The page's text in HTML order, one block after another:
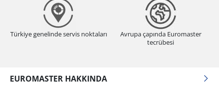
Türkiye genelinde servis noktaları
Avrupa çapında Euromaster
tecrübesi
EUROMASTER HAKKINDA